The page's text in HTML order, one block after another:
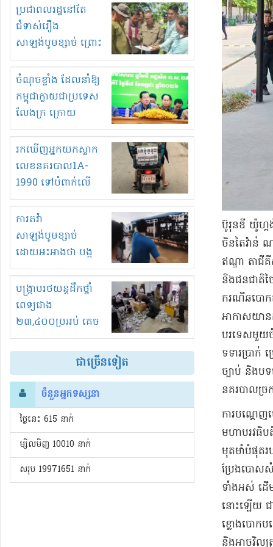
មួយចំនួនទៀត
កំពង់តែគុបគិតគ្នា
ធ្វើសកម្មភាពរកស៊ីនិង
ស្តុកទំនិញគេចពន្ធ?
ប្រជាពលរដ្ឋនៅតែ
ជំទាស់រឿង
សាឡង់បូមខ្សាច់ ព្រោះ
ខ្លាចបាក់ច្រាំងទៀត!
ចំណុចខ្លាំង ដែលនាំឱ្យ
កម្ពុជាក្លាយជាប្រទេស
លែងក្រ ក្រោយ
ឆ្នាំ២០៣០
រកឃើញអ្នកយកស្លាក
លេខនគរបាល1A-
1990 ទៅបំពាក់លើ
ម៉ូតូរបស់ខ្លួន ដាកផ្លាក
រត់ឌុបហើយ
ការតវ៉ា
សាឡង់បូមខ្សាច់
ដោយអះអាងថា បង្ក
បាក់ច្រាំងទន្លេ និង
រំខានទាំងយប់ទាំងថ្ងៃ
បង្ក្រាបរថយន្តដឹកថ្នាំ
ពេទ្យជាង
២៣,៤០០ប្រអប់ គេច
ពន្ធនិងអត់ច្បាប់នាំ
ចូល!?
ជាច្រើនទៀត
ចំនួនអ្នកទស្សនា
ថ្ងៃនេះ​ 615 នាក់
ម្សិលមិញ 10010 នាក់
សរុប 19971651 នាក់
ប៊ូរុនឌី យ៉ូហ្គ
ចិនតៃវ៉ាន់
ឥណ្ឌា តាជី
និងជនជាតិថ
ករណីឆបោក
អាកាសយាន
បរទេសមួយចំ
ទទារប្រាក់
ច្បាប់ និងប
នគរបាលច្រ
ការបណ្ដេញ
មហាបរវធិប
មុតមាំបំផុតរ
ប្រែងបោសសំ
ទាំងអស់ ដើ
នោះឡើយ ជ
ខ្លោងបោកប
និងអាចវិល